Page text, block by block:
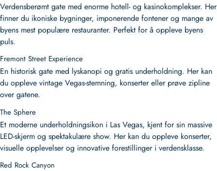
Verdensberømt gate med enorme hotell- og kasinokomplekser. Her
finner du ikoniske bygninger, imponerende fontener og mange av
byens mest populære restauranter. Perfekt for å oppleve byens
puls.
Fremont Street Experience
En historisk gate med lyskanopi og gratis underholdning. Her kan
du oppleve vintage Vegas-stemning, konserter eller prøve zipline
over gatene.
The Sphere
Et moderne underholdningsikon i Las Vegas, kjent for sin massive
LED-skjerm og spektakulære show. Her kan du oppleve konserter,
visuelle opplevelser og innovative forestillinger i verdensklasse.
Red Rock Canyon